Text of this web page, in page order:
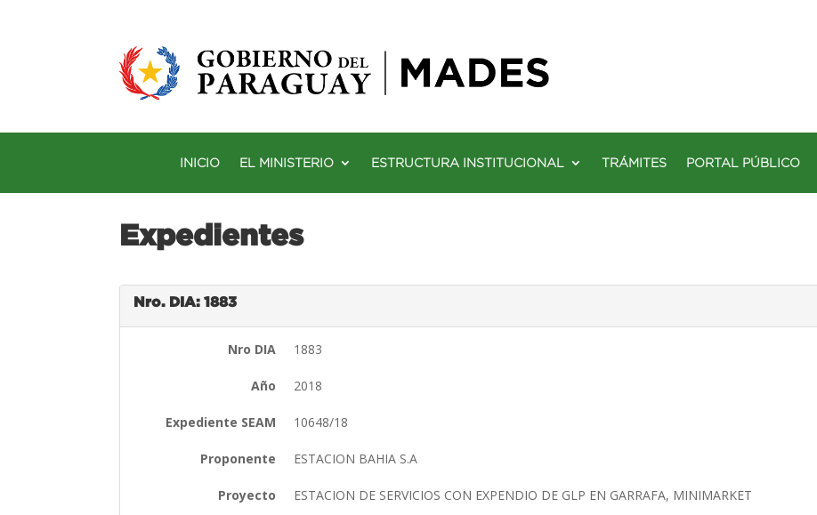
INICIO EL MINISTERIO ESTRUCTURA INSTITUCIONAL TRÁMITES PORTAL PÚBLICO
Expedientes
Nro. DIA: 1883
Nro DIA 1883
Año 2018
Expediente SEAM 10648/18
Proponente ESTACION BAHIA S.A
Proyecto ESTACION DE SERVICIOS CON EXPENDIO DE GLP EN GARRAFA, MINIMARKET